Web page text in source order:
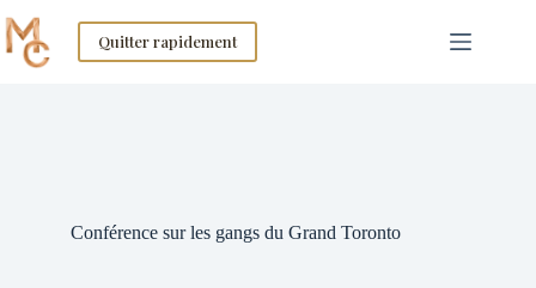
to
content
Quitter rapidement
Conférence sur les gangs du Grand Toronto